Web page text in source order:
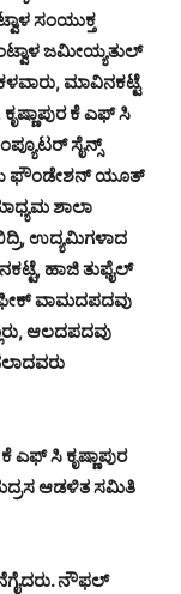
ಸಂಯುಕ್ತ
ಜಮೀಯ್ಯತುಲ್
ಮಾವಿನಕಟ್ಟೆ
ಕೆ ಎಫ್ ಸಿ
ಸೈನ್ಸ್
ಫೌಂಡೇಶನ್ ಯೂತ್
ಶಾಲಾ
ಉದ್ಯಮಿಗಳಾದ
ಹಾಜಿ ತುಫೈಲ್
ವಾಮದಪದವು
ಆಲದಪದವು
ಸಿ ಕೃಷ್ಣಾಪುರ
ಆಡಳಿತ ಸಮಿತಿ
ನೌಫಲ್